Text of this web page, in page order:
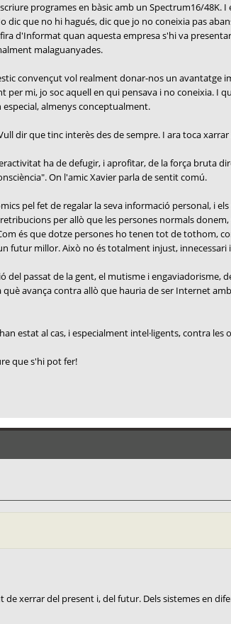
programes en bàsic amb un Spectrum16/
que no hi hagués, dic que jo no coneixia pas
d'Informat quan aquesta empresa s'hi va
malaguanyades.
convençut vol realment donar-nos un avantatge
per mi, jo soc aquell en qui pensava i no coneixia. I
almenys conceptualment.
dir que tinc interès des de sempre. I ara toca xarrar
ha de defugir, i aprofitar, de la força bruta
On l'amic Xavier parla de sentit comú.
pel fet de regalar la seva informació personal, i
per allò que les persones normals
és que dotze persones ho tenen tot de tothom,
futur millor. Això no és totalment injust,
del passat de la gent, el mutisme i engaviadorisme,
avança contra allò que hauria de ser Internet
estat al cas, i especialment intel·ligents, contra les
que s'hi pot fer!
xerrar del present i, del futur. Dels sistemes en